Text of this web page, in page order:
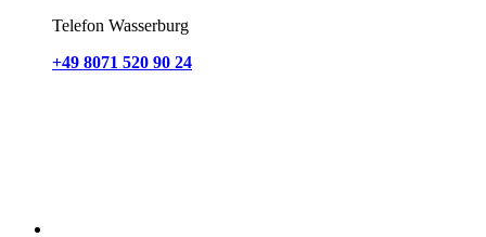
Telefon Wasserburg
+49 8071 520 90 24